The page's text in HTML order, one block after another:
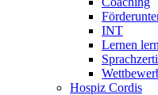
INT
Lernen
Hospiz Cordis